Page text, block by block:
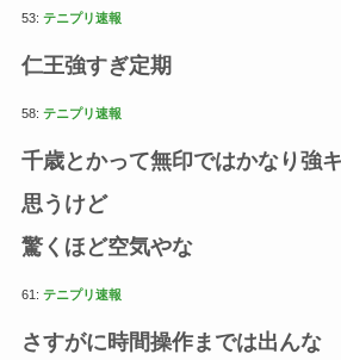
53: テニプリ速報
仁王強すぎ定期
58: テニプリ速報
千歳とかって無印ではかなり強
思うけど
驚くほど空気やな
61: テニプリ速報
さすがに時間操作までは出んな